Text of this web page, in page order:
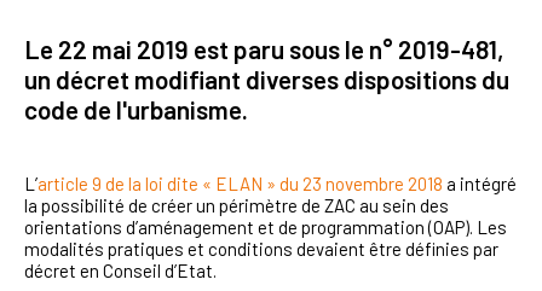
Le 22 mai 2019 est paru sous le n° 2019-481,
un décret modifiant diverses dispositions du
code de l'urbanisme.
L’article 9 de la loi dite « ELAN » du 23 novembre 2018 a intégré
la possibilité de créer un périmètre de ZAC au sein des
orientations d’aménagement et de programmation (OAP). Les
modalités pratiques et conditions devaient être définies par
décret en Conseil d’Etat.